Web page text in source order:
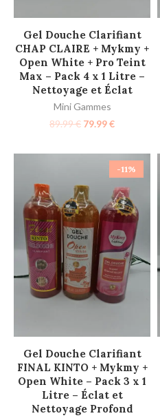
AJOUTER AU PANIER
Gel Douche Clarifiant
CHAP CLAIRE + Mykmy +
Open White + Pro Teint
Max – Pack 4 x 1 Litre –
Nettoyage et Éclat
Mini Gammes
89.99€ 79.99€
-11%
AJOUTER AU PANIER
Gel Douche Clarifiant
FINAL KINTO + Mykmy +
Open White – Pack 3 x 1
Litre – Éclat et
Nettoyage Profond